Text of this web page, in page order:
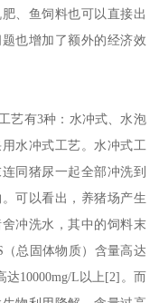
、鱼饲料也可以直接出
也增加了额外的经济效
艺有3种：水冲式、水泡
水冲式工艺。水冲式工
同猪尿一起全部冲洗到
可以看出，养猪场产生
冲洗水，其中的饲料末
总固体物质）含量高达
达10000mg/L以上[2]。而